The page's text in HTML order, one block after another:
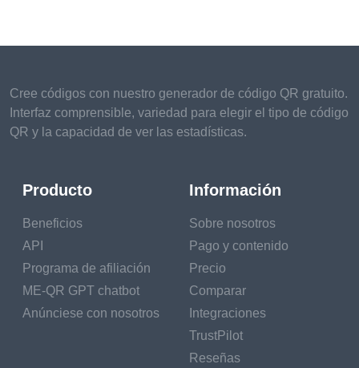
Cree códigos con nuestro generador de código QR gratuito.
Interfaz comprensible, variedad para elegir el tipo de código
QR y la capacidad de ver las estadísticas.
Producto
Beneficios
API
Programa de afiliación
ME-QR GPT chatbot
Anúnciese con nosotros
Información
Sobre nosotros
Pago y contenido
Precio
Comparar
Integraciones
TrustPilot
Reseñas